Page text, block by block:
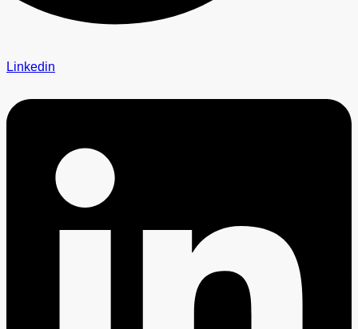
Linkedin